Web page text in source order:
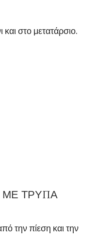
στο μετατάρσιο.
ΤΡΥΠΑ
την πίεση και την